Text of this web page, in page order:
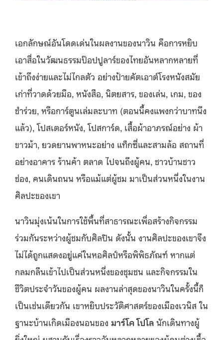
เอกลักษณ์อันโดดเด่นในผลงานของนาวิน คือการหยิบ
เอาสื่อในวัฒนธรรมป๊อปปูลาร์ของไทยอันหลากหลายที่
เข้าถึงง่ายและไม่ไกลตัว อย่างป้ายคัตเอาต์โรงหนังสมัย
เก่าที่วาดด้วยมือ, หนังสือ, นิตยสาร, ของเล่น, เกม, ของ
ชำร่วย, หรือการ์ตูนเล่มละบาท (ตอนนี้คงแพงกว่าบาทนึง
แล้ว), โปสเตอร์หนัง, โปสการ์ด, เสื้อผ้าอาภรณ์อย่าง ผ้า
ขาวม้า, ยวดยานพาหนะอย่าง แท็กซี่และสามล้อ สถานที่
อย่างอาคาร ร้านค้า ตลาด ไปจนถึงผู้คน, ชาวบ้านชาว
ช่อง, คนเดินถนน หรือแม้แต่ผู้ชม มาเป็นส่วนหนึ่งในงาน
ศิลปะของเขา
นาวินมุ่งเน้นในการใช้พื้นที่สาธารณะเพื่อสร้างกิจกรรม
ร่วมกันระหว่างผู้ชมกับศิลปิน ดังนั้น งานศิลปะของเขาจึง
ไม่ได้ถูกแสดงอยู่แค่ในหอศิลป์หรือพิพิธภัณฑ์ หากแต่
กลมกลืนเข้าไปเป็นส่วนหนึ่งของชุมชน และกิจกรรมใน
ชีวิตประจำวันของผู้คน ผลงานล่าสุดของนาวินในครั้งนี้ก็
เป็นเช่นเดียวกัน เขาหยิบประวัติศาสตร์ของเมืองเวนิส ใน
ฐานะบ้านเกิดเมืองนอนของ มาร์โค โปโล นักเดินทางผู้